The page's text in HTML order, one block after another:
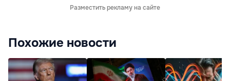
Разместить рекламу на сайте
Похожие новости